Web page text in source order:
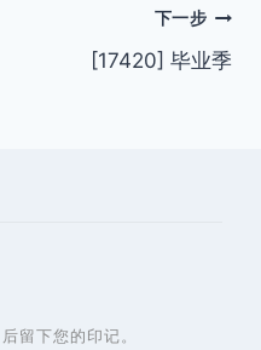
下一步
[17420] 毕业季
后留下您的印记。